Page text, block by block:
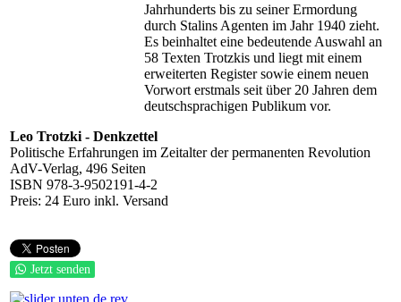
Jahrhunderts bis zu seiner Ermordung
durch Stalins Agenten im Jahr 1940 zieht.
Es beinhaltet eine bedeutende Auswahl an
58 Texten Trotzkis und liegt mit einem
erweiterten Register sowie einem neuen
Vorwort erstmals seit über 20 Jahren dem
deutschsprachigen Publikum vor.
Leo Trotzki - Denkzettel
Politische Erfahrungen im Zeitalter der permanenten Revolution
AdV-Verlag, 496 Seiten
ISBN 978-3-9502191-4-2
Preis: 24 Euro inkl. Versand
Jetzt senden